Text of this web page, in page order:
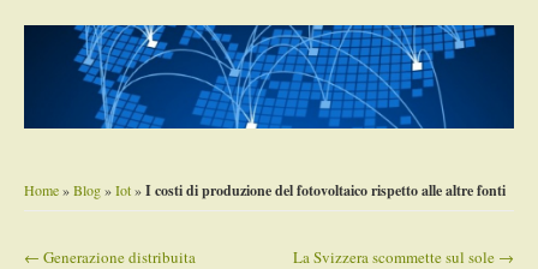
Home»Blog»Iot»I costi di produzione del fotovoltaico rispetto alle altre fonti
← Generazione distribuita La Svizzera scommette sul sole →